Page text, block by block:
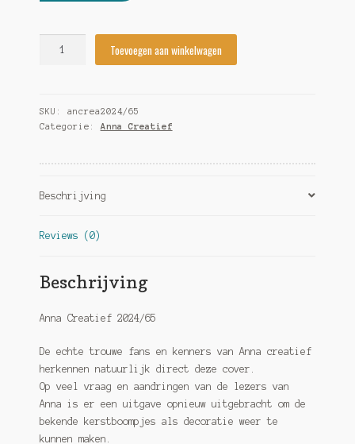
Toevoegen aan winkelwagen
SKU: ancrea2024/65
Categorie: Anna Creatief
Beschrijving
Reviews (0)
Beschrijving
Anna Creatief 2024/65
De echte trouwe fans en kenners van Anna creatief
herkennen natuurlijk direct deze cover.
Op veel vraag en aandringen van de lezers van
Anna is er een uitgave opnieuw uitgebracht om de
bekende kerstboompjes als decoratie weer te
kunnen maken.